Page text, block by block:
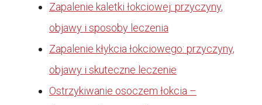
Zapalenie kaletki łokciowej: przyczyny,
objawy i sposoby leczenia
Zapalenie kłykcia łokciowego: przyczyny,
objawy i skuteczne leczenie
Ostrzykiwanie osoczem łokcia –